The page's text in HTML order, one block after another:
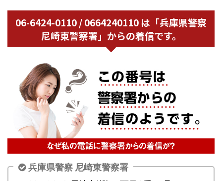
06-6424-0110 / 0664240110 は「兵庫県警察
尼崎東警察署」からの着信です。
兵庫県警察 尼崎東警察署